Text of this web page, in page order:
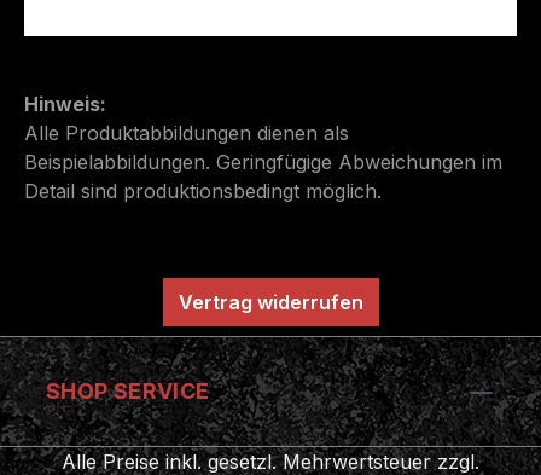
Hinweis:
Alle Produktabbildungen dienen als
Beispielabbildungen. Geringfügige Abweichungen im
Detail sind produktionsbedingt möglich.
Vertrag widerrufen
SHOP SERVICE
Alle Preise inkl. gesetzl. Mehrwertsteuer zzgl.